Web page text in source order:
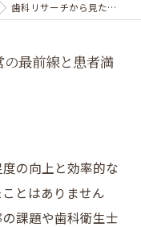
歯科リサーチから見た医院経営の最前線と患者満足度向上の秘訣
最前線と患者満
の向上と効率的な
とはありません
課題や歯科衛生士